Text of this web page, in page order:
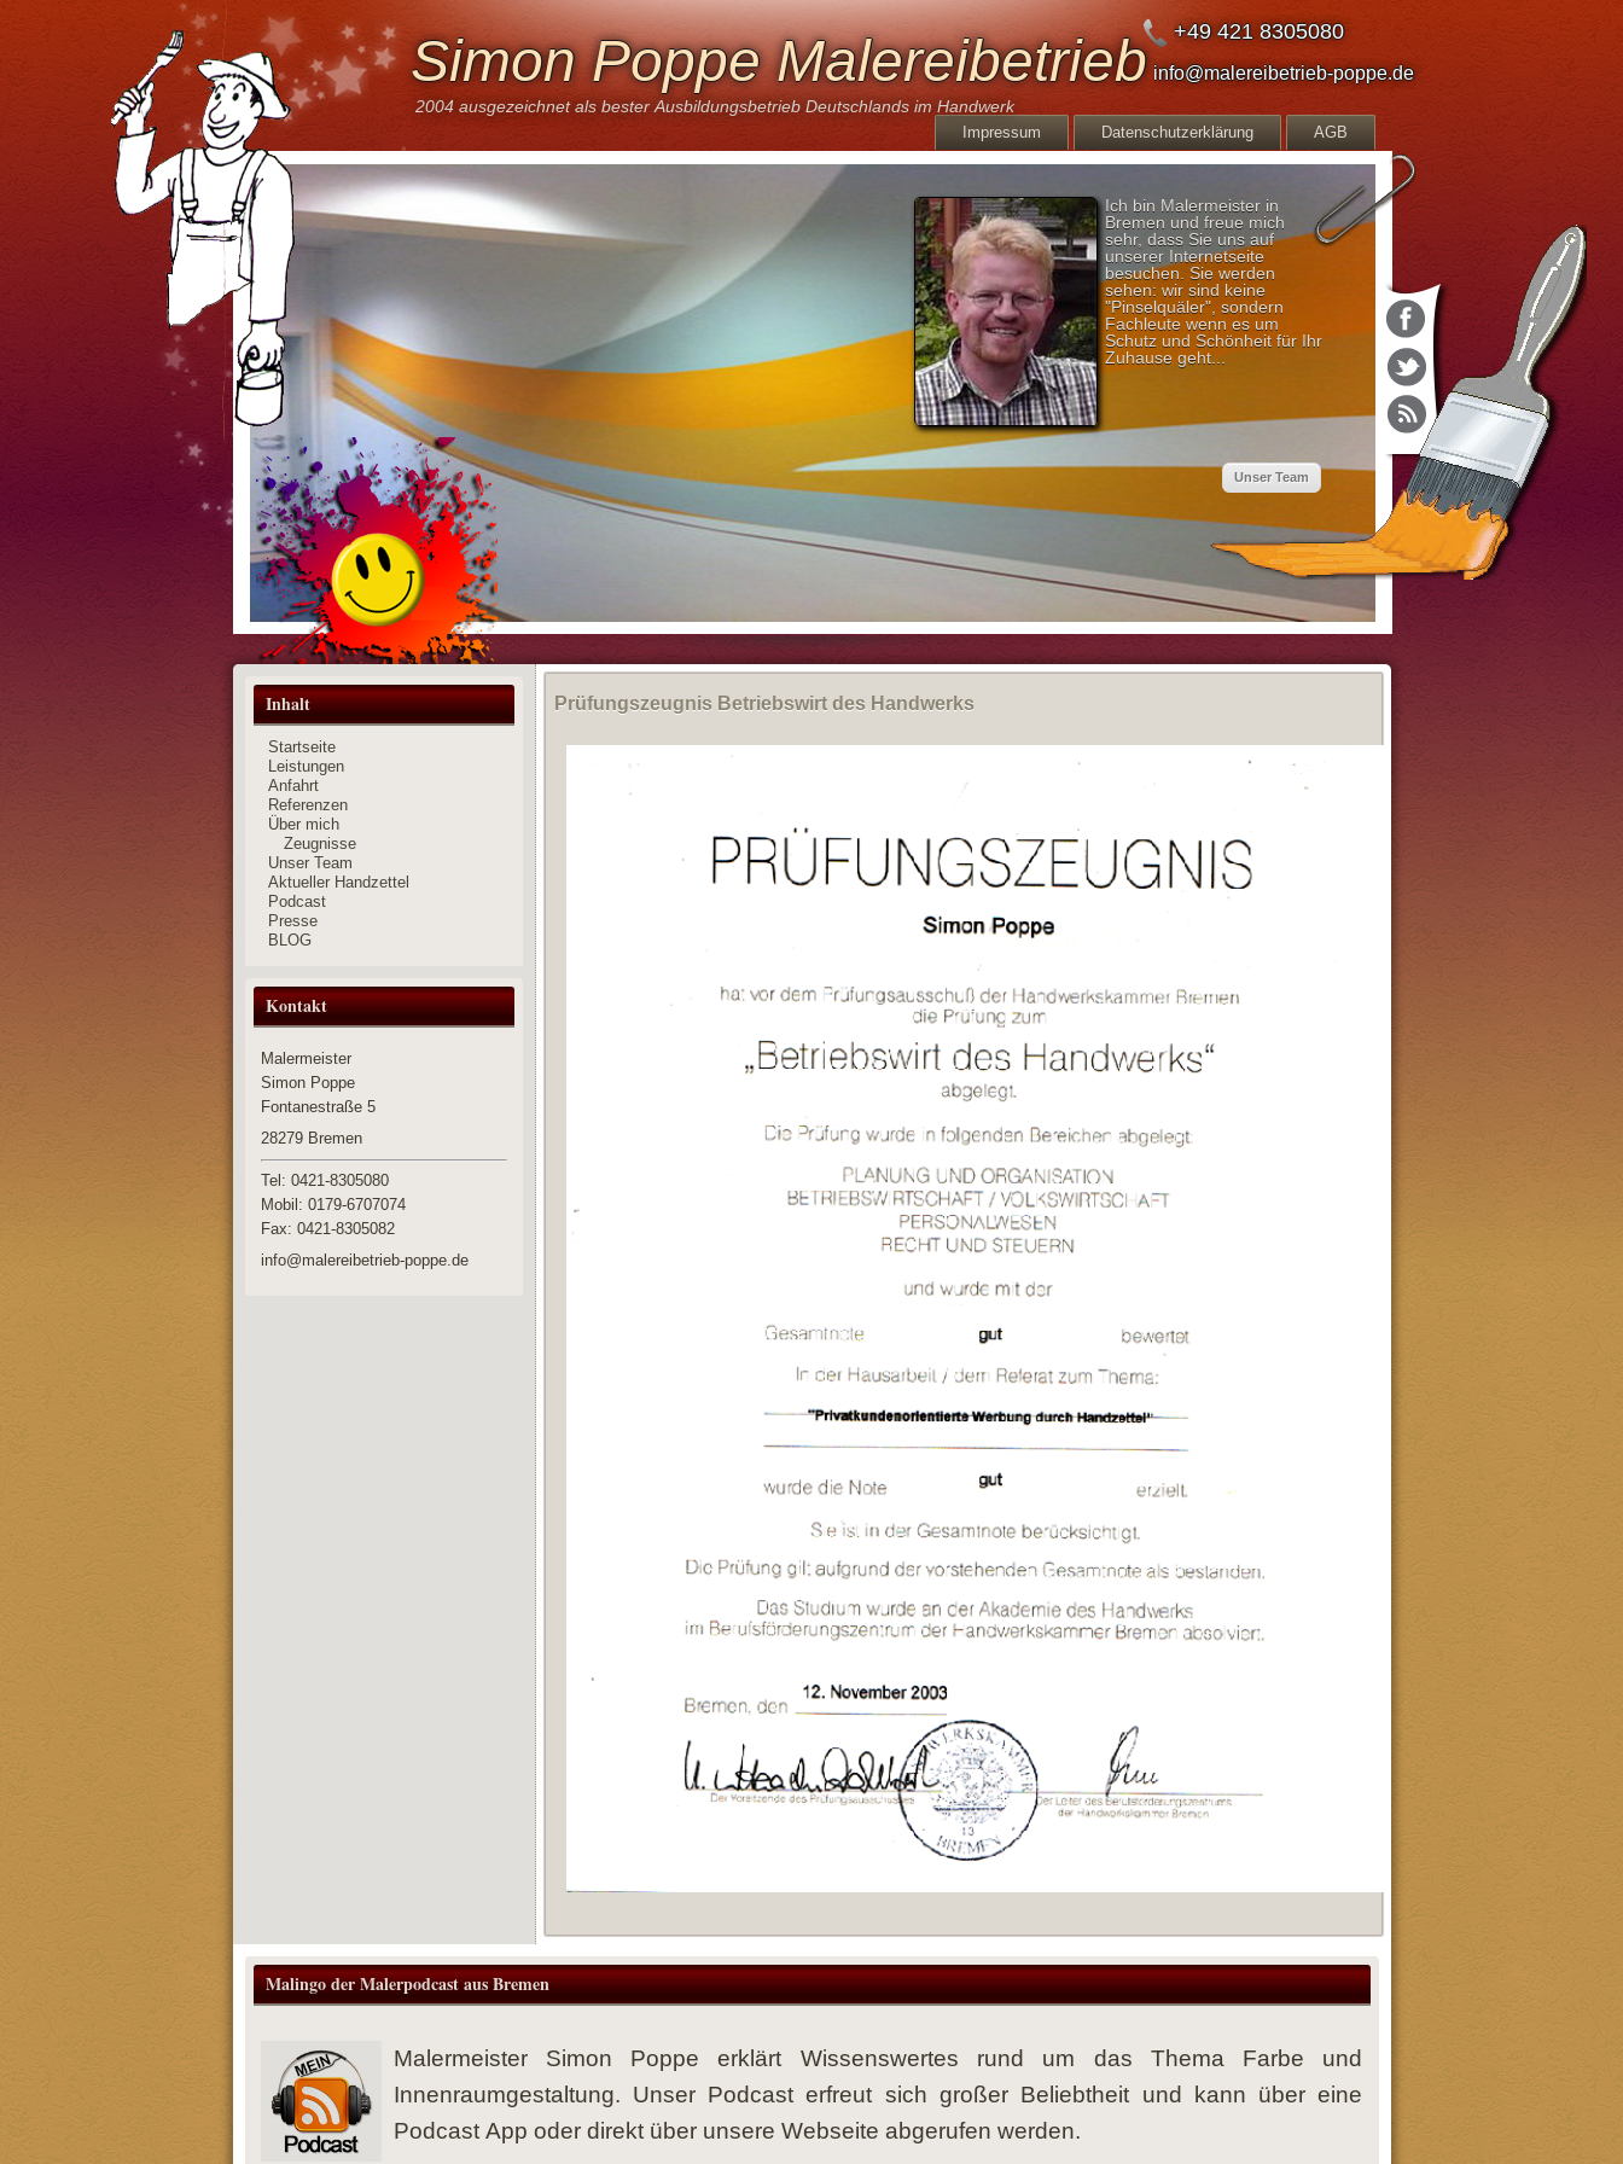
Unser Team
Ich bin Malermeister in
Bremen und freue mich
sehr, dass Sie uns auf
unserer Internetseite
besuchen. Sie werden
sehen: wir sind keine
"Pinselquäler", sondern
Fachleute wenn es um
Schutz und Schönheit für Ihr
Zuhause geht...
+49 421 8305080
info@malereibetrieb-poppe.de
Simon Poppe Malereibetrieb
2004 ausgezeichnet als bester Ausbildungsbetrieb Deutschlands im Handwerk
Impressum Datenschutzerklärung AGB
Inhalt
Startseite
Leistungen
Anfahrt
Referenzen
Über mich
Zeugnisse
Unser Team
Aktueller Handzettel
Podcast
Presse
BLOG
Kontakt
Malermeister
Simon Poppe
Fontanestraße 5
28279Bremen
Tel: 0421-8305080
Mobil: 0179-6707074
Fax: 0421-8305082
info@malereibetrieb-poppe.de
Prüfungszeugnis Betriebswirt des Handwerks
Malingo der Malerpodcast aus Bremen
Malermeister Simon Poppe erklärt Wissenswertes rund um das Thema Farbe und
Innenraumgestaltung. Unser Podcast erfreut sich großer Beliebtheit und kann über eine
Podcast App oder direkt über unsere Webseite abgerufen werden.